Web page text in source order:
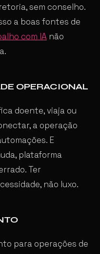
sem conselho.
a boas fontes de
com IA não
OPERACIONAL
doente, viaja ou
a operação
E
plataforma
Ter
não luxo.
para operações de